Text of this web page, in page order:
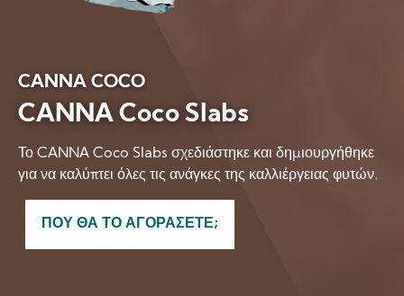
CANNA COCO
CANNA Coco Slabs
Το CANNA Coco Slabs σχεδιάστηκε και δημιουργήθηκε
για να καλύπτει όλες τις ανάγκες της καλλιέργειας φυτών.
ΠΟΎ ΘΑ ΤΟ ΑΓΟΡΆΣΕΤΕ;